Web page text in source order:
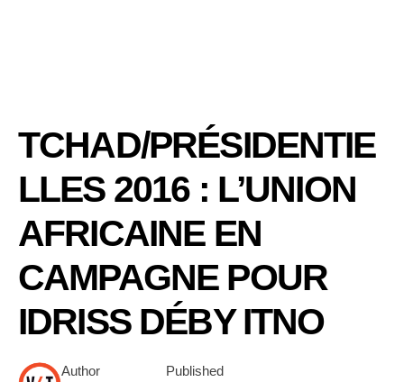
TCHAD/PRÉSIDENTIE
LLES 2016 : L’UNION
AFRICAINE EN
CAMPAGNE POUR
IDRISS DÉBY ITNO
Author Published